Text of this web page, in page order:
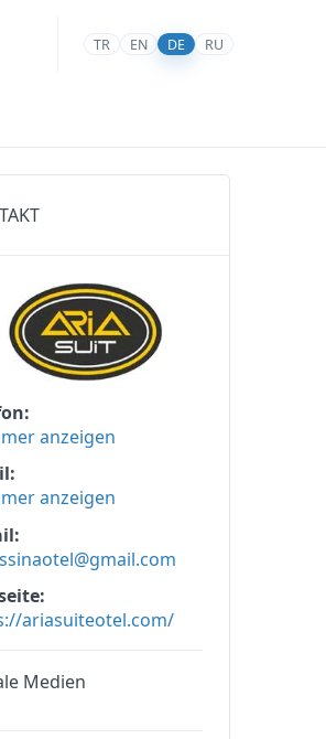
TR EN DE RU
anzeigen
anzeigen
ariasuiteotel.com/
Medien